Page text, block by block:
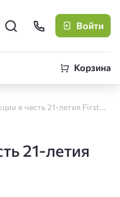
Войти
Корзина
Итоги акции в честь 21-летия FirstVDS
21-летия